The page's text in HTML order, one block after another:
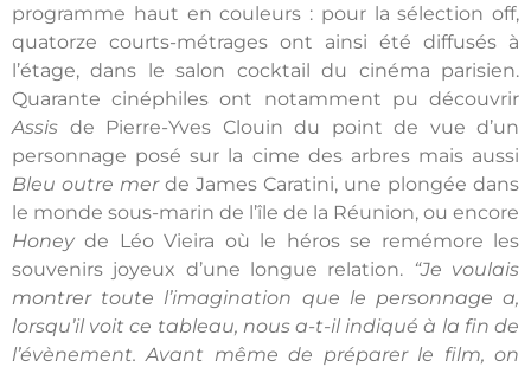
programme haut en couleurs : pour la sélection off,
quatorze courts-métrages ont ainsi été diffusés à
l’étage, dans le salon cocktail du cinéma parisien.
Quarante cinéphiles ont notamment pu découvrir
Assis de Pierre-Yves Clouin du point de vue d’un
personnage posé sur la cime des arbres mais aussi
Bleu outre merde James Caratini, une plongée dans
le monde sous-marin de l’île de la Réunion, ou encore
Honey de Léo Vieira où le héros se remémore les
souvenirs joyeux d’une longue relation. “Je voulais
montrer toute l’imagination que le personnage a,
lorsqu’il voit ce tableau, nous a-t-il indiqué à la fin de
l’évènement. Avant même de préparer le film, on